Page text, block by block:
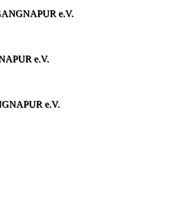
e.V.
e.V.
e.V.